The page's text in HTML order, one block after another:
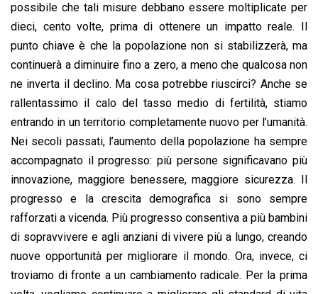
possibile che tali misure debbano essere moltiplicate per
dieci, cento volte, prima di ottenere un impatto reale. Il
punto chiave è che la popolazione non si stabilizzerà, ma
continuerà a diminuire fino a zero, a meno che qualcosa non
ne inverta il declino. Ma cosa potrebbe riuscirci? Anche se
rallentassimo il calo del tasso medio di fertilità, stiamo
entrando in un territorio completamente nuovo per l’umanità.
Nei secoli passati, l’aumento della popolazione ha sempre
accompagnato il progresso: più persone significavano più
innovazione, maggiore benessere, maggiore sicurezza. Il
progresso e la crescita demografica si sono sempre
rafforzati a vicenda. Più progresso consentiva a più bambini
di sopravvivere e agli anziani di vivere più a lungo, creando
nuove opportunità per migliorare il mondo. Ora, invece, ci
troviamo di fronte a un cambiamento radicale. Per la prima